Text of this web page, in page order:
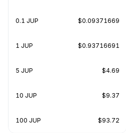
0.1 JUP $0.09371669
1 JUP $0.93716691
5 JUP $4.69
10 JUP $9.37
100 JUP $93.72